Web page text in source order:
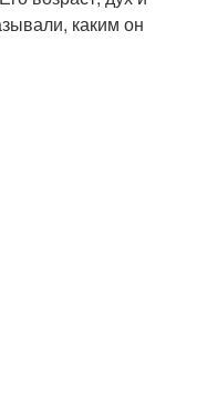
каким он